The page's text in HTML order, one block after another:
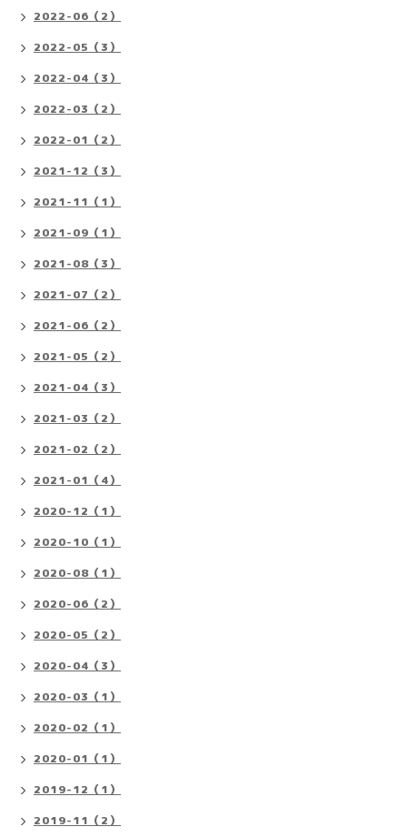
2022-06（2）
2022-05（3）
2022-04（3）
2022-03（2）
2022-01（2）
2021-12（3）
2021-11（1）
2021-09（1）
2021-08（3）
2021-07（2）
2021-06（2）
2021-05（2）
2021-04（3）
2021-03（2）
2021-02（2）
2021-01（4）
2020-12（1）
2020-10（1）
2020-08（1）
2020-06（2）
2020-05（2）
2020-04（3）
2020-03（1）
2020-02（1）
2020-01（1）
2019-12（1）
2019-11（2）